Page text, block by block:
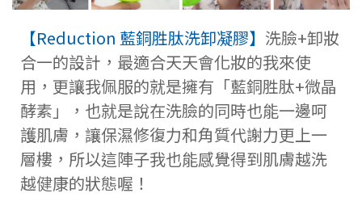
【Reduction 藍銅胜肽洗卸凝膠】 洗臉+卸妝
合一的設計，最適合天天會化妝的我來使
用，更讓我佩服的就是擁有「藍銅胜肽+微晶
酵素」，也就是說在洗臉的同時也能一邊呵
護肌膚，讓保濕修復力和角質代謝力更上一
層樓，所以這陣子我也能感覺得到肌膚越洗
越健康的狀態喔！